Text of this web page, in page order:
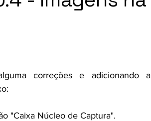
correções e adicionando a
"Caixa Núcleo de Captura".